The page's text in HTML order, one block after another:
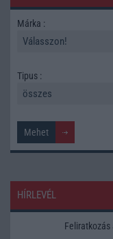
Márka :
Tipus :
HÍRLEVÉL